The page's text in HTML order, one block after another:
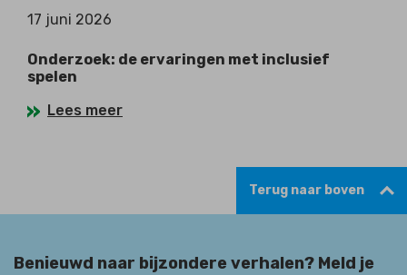
17 juni 2026
Onderzoek: de ervaringen met inclusief
spelen
Lees meer
Terug naar boven
Benieuwd naar bijzondere verhalen? Meld je